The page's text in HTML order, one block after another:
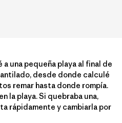
una pequeña playa al final de
desde donde calculé
remar hasta donde rompía.
la playa. Si quebraba una,
rápidamente y cambiarla por